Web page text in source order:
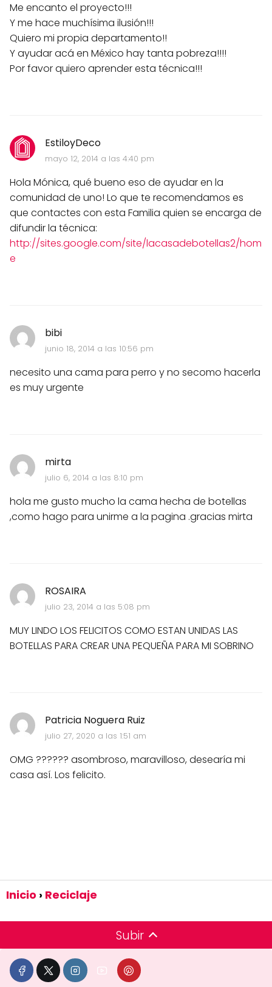
Me encanto el proyecto!!!
Y me hace muchísima ilusión!!!
Quiero mi propia departamento!!
Y ayudar acá en México hay tanta pobreza!!!!
Por favor quiero aprender esta técnica!!!
EstiloyDeco
mayo 12, 2014 a las 4:40 pm
Hola Mónica, qué bueno eso de ayudar en la
comunidad de uno! Lo que te recomendamos es
que contactes con esta Familia quien se encarga de
difundir la técnica:
http://sites.google.com/site/lacasadebotellas2/hom
e
bibi
junio 18, 2014 a las 10:56 pm
necesito una cama para perro y no secomo hacerla
es muy urgente
mirta
julio 6, 2014 a las 8:10 pm
hola me gusto mucho la cama hecha de botellas
,como hago para unirme a la pagina .gracias mirta
ROSAIRA
julio 23, 2014 a las 5:08 pm
MUY LINDO LOS FELICITOS COMO ESTAN UNIDAS LAS
BOTELLAS PARA CREAR UNA PEQUEÑA PARA MI SOBRINO
Patricia Noguera Ruiz
julio 27, 2020 a las 1:51 am
OMG ?????? asombroso, maravilloso, desearía mi
casa así. Los felicito.
Inicio Reciclaje
Subir